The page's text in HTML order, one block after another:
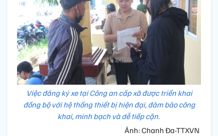
Việc đăng ký xe tại Công an cấp xã được triển khai
đồng bộ với hệ thống thiết bị hiện đại, đảm bảo công
khai, minh bạch và dễ tiếp cận.
Ảnh: Chanh Đa-TTXVN